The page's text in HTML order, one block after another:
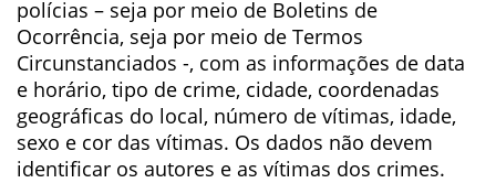
polícias – seja por meio de Boletins de
Ocorrência, seja por meio de Termos
Circunstanciados -, com as informações de data
e horário, tipo de crime, cidade, coordenadas
geográficas do local, número de vítimas, idade,
sexo e cor das vítimas. Os dados não devem
identificar os autores e as vítimas dos crimes.